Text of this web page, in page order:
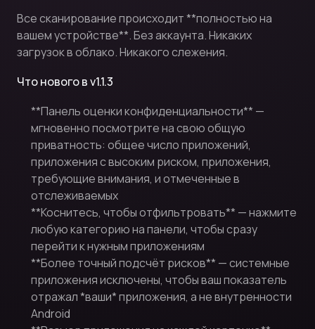
Все сканирование происходит **полностью на
вашем устройстве**. Без аккаунта. Никаких
загрузок в облако. Никакого слежения.
Что нового в v1.1.3
**Панель оценки конфиденциальности** —
мгновенно посмотрите на свою общую
приватность: общее число приложений,
приложения с высоким риском, приложения,
требующие внимания, и отмеченные в
отслеживаемых
**Коснитесь, чтобы отфильтровать** — нажмите
любую категорию на панели, чтобы сразу
перейти к нужным приложениям
**Более точный подсчёт рисков** — системные
приложения исключены, чтобы ваш показатель
отражал *ваши* приложения, а не внутренности
Android